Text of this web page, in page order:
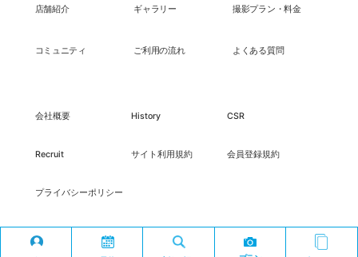
店舗紹介 ギャラリー 撮影プラン・料金
コミュニティ ご利用の流れ よくある質問
会社概要 History CSR
Recruit サイト利用規約 会員登録規約
プライバシーポリシー